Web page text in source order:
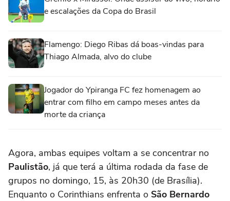
e escalações da Copa do Brasil
Flamengo: Diego Ribas dá boas-vindas para
Thiago Almada, alvo do clube
Jogador do Ypiranga FC fez homenagem ao
entrar com filho em campo meses antes da
morte da criança
Agora, ambas equipes voltam a se concentrar no
Paulistão, já que terá a última rodada da fase de
grupos no domingo, 15, às 20h30 (de Brasília).
Enquanto o Corinthians enfrenta o São Bernardo